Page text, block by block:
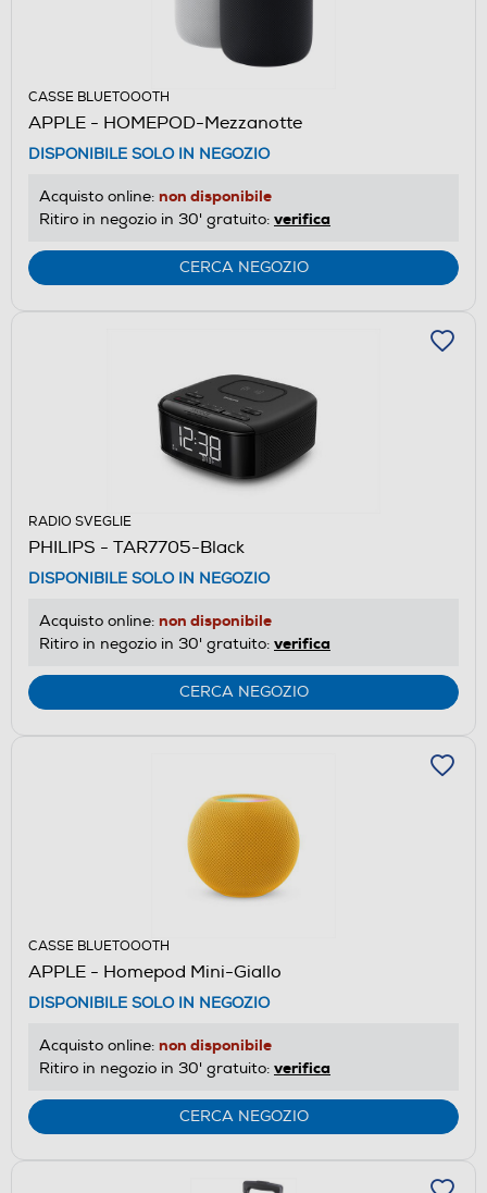
CASSE BLUETOOOTH
APPLE - HOMEPOD-Mezzanotte
DISPONIBILE SOLO IN NEGOZIO
Acquisto online: non disponibile
Ritiro in negozio in 30' gratuito: verifica
CERCA NEGOZIO
RADIO SVEGLIE
PHILIPS - TAR7705-Black
DISPONIBILE SOLO IN NEGOZIO
Acquisto online: non disponibile
Ritiro in negozio in 30' gratuito: verifica
CERCA NEGOZIO
CASSE BLUETOOOTH
APPLE - Homepod Mini-Giallo
DISPONIBILE SOLO IN NEGOZIO
Acquisto online: non disponibile
Ritiro in negozio in 30' gratuito: verifica
CERCA NEGOZIO